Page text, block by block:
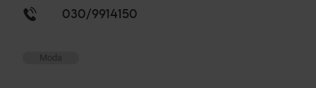
030/9914150
Moda